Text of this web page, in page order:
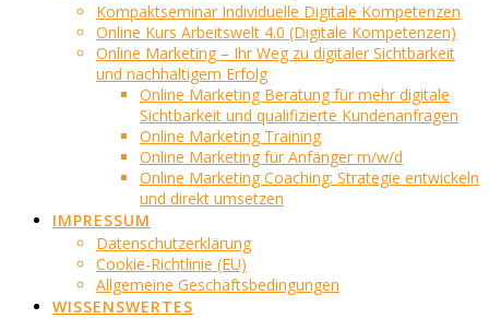
Kompaktseminar Individuelle Digitale Kompetenzen
Online Kurs Arbeitswelt 4.0 (Digitale Kompetenzen)
Online Marketing – Ihr Weg zu digitaler Sichtbarkeit
und nachhaltigem Erfolg
Online Marketing Beratung für mehr digitale
Sichtbarkeit und qualifizierte Kundenanfragen
Online Marketing Training
Online Marketing für Anfänger m/w/d
Online Marketing Coaching: Strategie entwickeln
und direkt umsetzen
IMPRESSUM
Datenschutzerklärung
Cookie-Richtlinie (EU)
Allgemeine Geschäftsbedingungen
WISSENSWERTES